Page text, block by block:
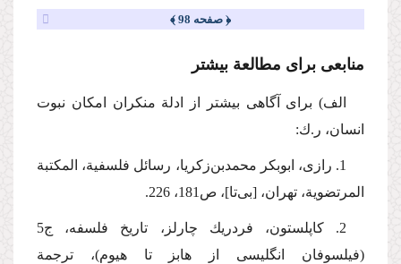
﴿ صفحه 98 ﴾
منابعی برای مطالعة بیشتر
الف) برای آگاهی بیشتر از ادلة منكران امكان نبوت
انسان، ر.ك:
1. رازی، ابوبكر محمد‌‌بن‌‌زكریا، رسائل فلسفیة، المكتبة
المرتضویة، تهران، [بی‌تا]، ص181، 226.
2. كاپلستون، فردریك چارلز، تاریخ فلسفه، ج5
(فیلسوفان انگلیسی از هابز تا هیوم)، ترجمة